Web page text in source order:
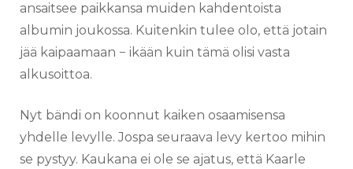
ansaitsee paikkansa muiden kahdentoista
albumin joukossa. Kuitenkin tulee olo, että jotain
jää kaipaamaan − ikään kuin tämä olisi vasta
alkusoittoa.
Nyt bändi on koonnut kaiken osaamisensa
yhdelle levylle. Jospa seuraava levy kertoo mihin
se pystyy. Kaukana ei ole se ajatus, että Kaarle